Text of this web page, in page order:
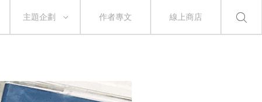
主題企劃 作者專文 線上商店